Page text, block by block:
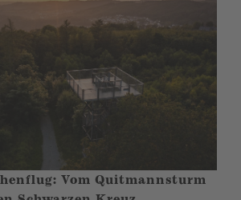
Vom Quitmannsturm